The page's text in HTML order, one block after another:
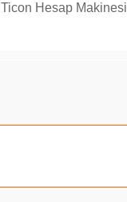
Ticon Hesap
Ürün